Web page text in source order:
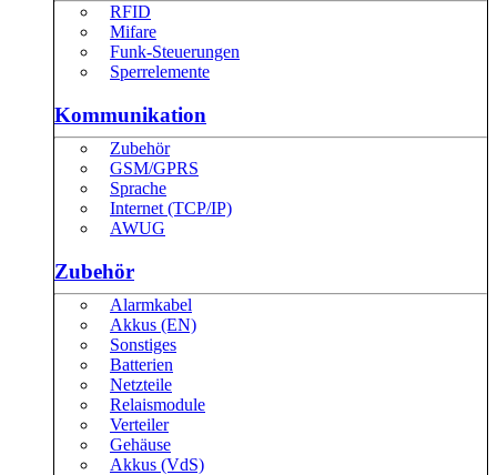
RFID
Mifare
Funk-Steuerungen
Sperrelemente
Kommunikation
Zubehör
GSM/GPRS
Sprache
Internet (TCP/IP)
AWUG
Zubehör
Alarmkabel
Akkus (EN)
Sonstiges
Batterien
Netzteile
Relaismodule
Verteiler
Gehäuse
Akkus (VdS)